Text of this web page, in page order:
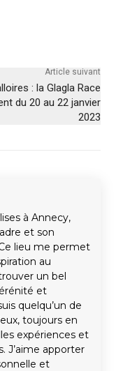
Article suivant
: la Glagla Race
du 20 au 22 janvier
2023
à Annecy,
et son
lieu me permet
au
un bel
et
quelqu’un de
toujours en
expériences et
J’aime apporter
et